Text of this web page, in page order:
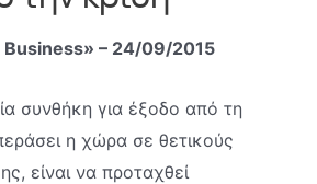
Business» – 24/09/2015
συνθήκη για έξοδο από τη
η χώρα σε θετικούς
είναι να προταχθεί